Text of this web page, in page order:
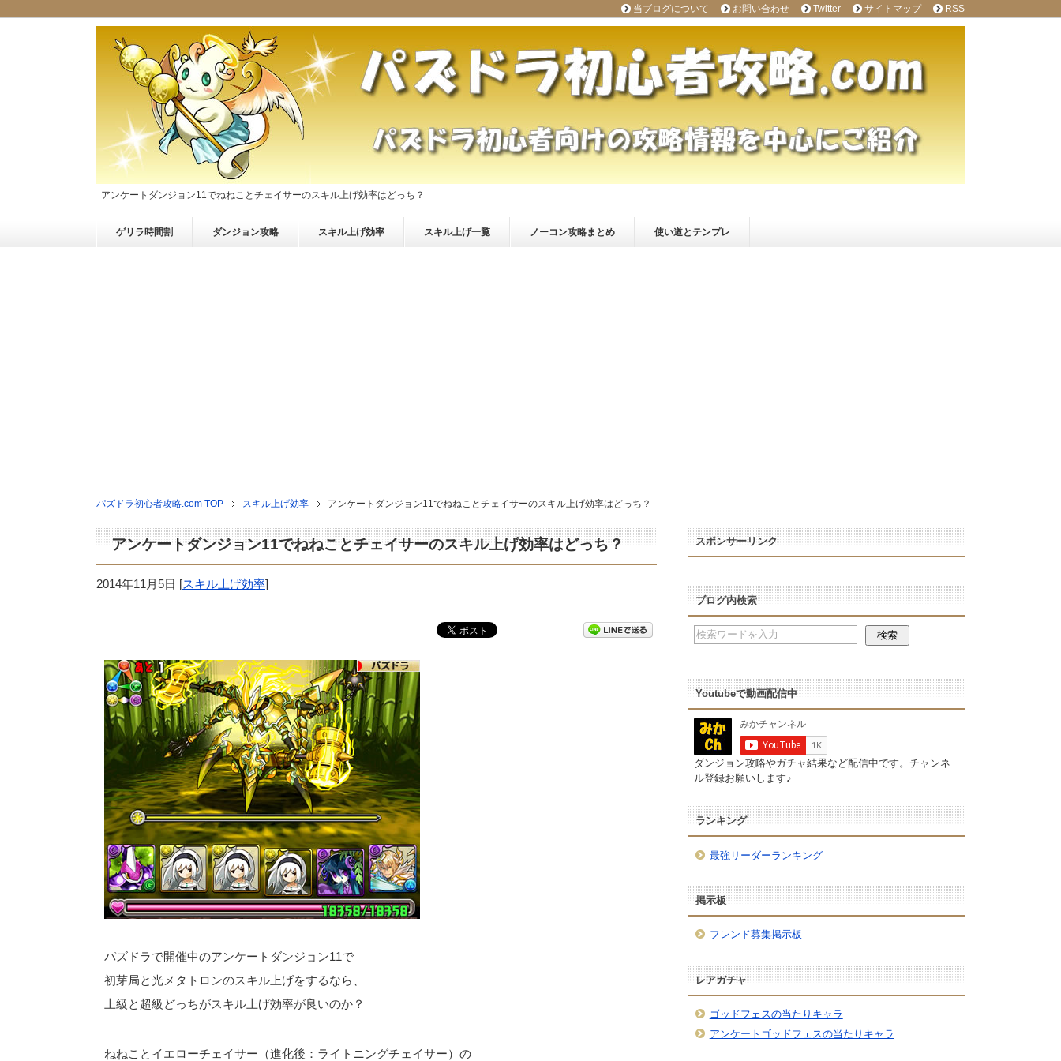
アンケートダンジョン11でねねことチェイサーのスキル上げ効率はどっち？
ゲリラ時間割 ダンジョン攻略 スキル上げ効率 スキル上げ一覧 ノーコン攻略まとめ 使い道とテンプレ
パズドラ初心者攻略.com TOP スキル上げ効率 アンケートダンジョン11でねねことチェイサーのスキル上げ効率はどっち？
アンケートダンジョン11でねねことチェイサーのスキル上げ効率はどっち？
2014年11月5日 [スキル上げ効率]
パズドラで開催中のアンケートダンジョン11で
初芽局と光メタトロンのスキル上げをするなら、
上級と超級どっちがスキル上げ効率が良いのか？
ねねことイエローチェイサー（進化後：ライトニングチェイサー）の
スポンサーリンク
ブログ内検索
Youtubeで動画配信中
ダンジョン攻略やガチャ結果など配信中です。チャンネ
ル登録お願いします♪
ランキング
最強リーダーランキング
掲示板
フレンド募集掲示板
レアガチャ
ゴッドフェスの当たりキャラ
アンケートゴッドフェスの当たりキャラ
当ブログについて お問い合わせ Twitter サイトマップ RSS